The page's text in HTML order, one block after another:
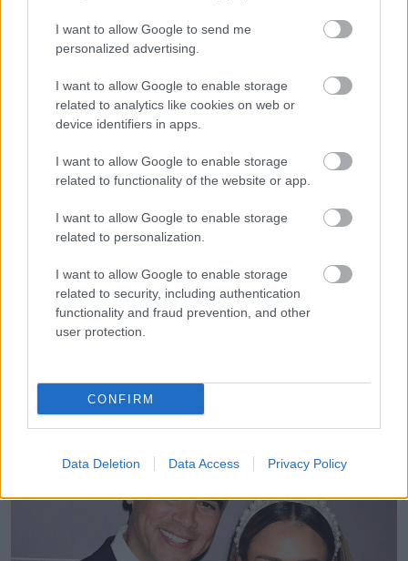
I want to allow Google to send me
personalized advertising.
I want to allow Google to enable storage
related to analytics like cookies on web or
device identifiers in apps.
I want to allow Google to enable storage
related to functionality of the website or app.
I want to allow Google to enable storage
related to personalization.
I want to allow Google to enable storage
related to security, including authentication
functionality and fraud prevention, and other
user protection.
CONFIRM
Data Deletion Data Access Privacy Policy